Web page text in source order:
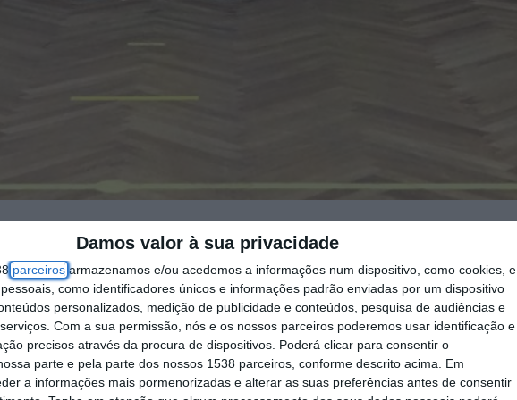
Damos valor à sua privacidade
parceirosarmazenamos e/ou acedemos a informações num dispositivo, como cookies, e
como identificadores únicos e informações padrão enviadas por um dispositivo
personalizados, medição de publicidade e conteúdos, pesquisa de audiências e
Com a sua permissão, nós e os nossos parceiros poderemos usar identificação e
precisos através da procura de dispositivos. Poderá clicar para consentir o
parte e pela parte dos nossos 1538 parceiros, conforme descrito acima. Em
a informações mais pormenorizadas e alterar as suas preferências antes de consentir
feira os técnicos e responsáveis da Federação
de Santarém, para o arranque da modalidade de walking
acima dos 55 anos de idade.
uma população que gosta de jogar Futebol, todavia, as
exigências dinâmicas que o jogo promove. Desse modo,